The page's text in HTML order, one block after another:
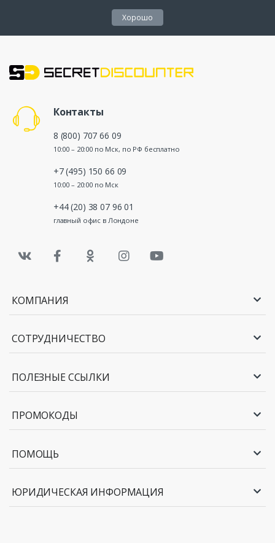
Хорошо
Контакты
8 (800) 707 66 09
10:00 – 20:00 по Мск, по РФ бесплатно
+7 (495) 150 66 09
10:00 – 20:00 по Мск
+44 (20) 38 07 96 01
главный офис в Лондоне
КОМПАНИЯ
СОТРУДНИЧЕСТВО
ПОЛЕЗНЫЕ ССЫЛКИ
ПРОМОКОДЫ
ПОМОЩЬ
ЮРИДИЧЕСКАЯ ИНФОРМАЦИЯ